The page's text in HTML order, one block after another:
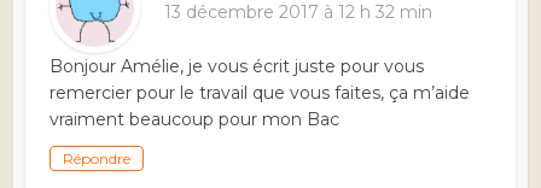
13 décembre 2017 à 12 h 32 min
Bonjour Amélie, je vous écrit juste pour vous
remercier pour le travail que vous faites, ça m’aide
vraiment beaucoup pour mon Bac
Répondre